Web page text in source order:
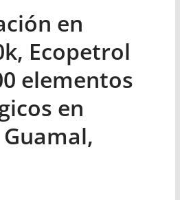
en
Ecopetrol
elementos
en